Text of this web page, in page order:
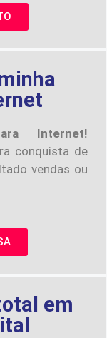
Internet!
conquista de
vendas ou
em